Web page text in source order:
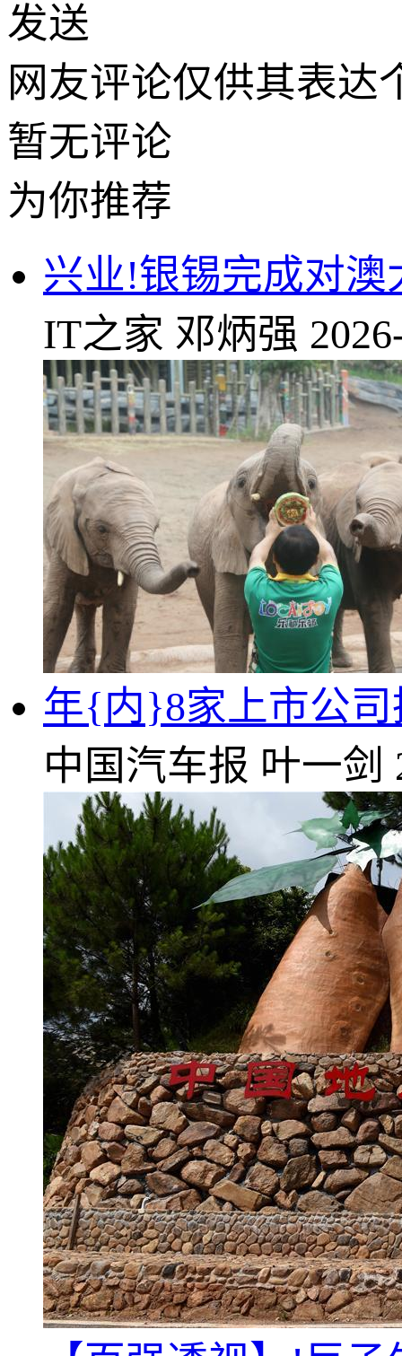
发送
网友评论仅供其表达
暂无评论
为你推荐
兴业!银锡完成对
IT之家 邓炳强
年{内}8家上市公
中国汽车报 叶一剑